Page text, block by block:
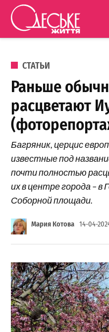
Перейти к содержанию
ОПУБЛИКОВАНО В
СТАТЬИ
Раньше
расцветают
Багряник, церцис
известные под
почти полностью
их в центре города – в
Соборной площади.
Мария Котова 14-04-